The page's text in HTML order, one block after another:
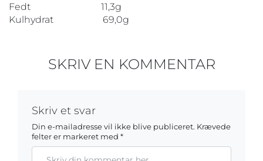
Fedt 11,3g
Kulhydrat 69,0g
SKRIV EN KOMMENTAR
Skriv et svar
Din e-mailadresse vil ikke blive publiceret. Krævede
felter er markeret med *